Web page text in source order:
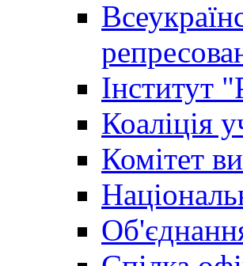
Інститут
Коаліція
Комітет